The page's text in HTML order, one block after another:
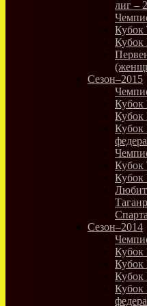
лиг –
Кубок
Кубок
Сезон–2015
Кубок
Кубок
Кубок
Кубок
Кубок
Сезон–2014
Кубок
Кубок
Кубок
Кубок